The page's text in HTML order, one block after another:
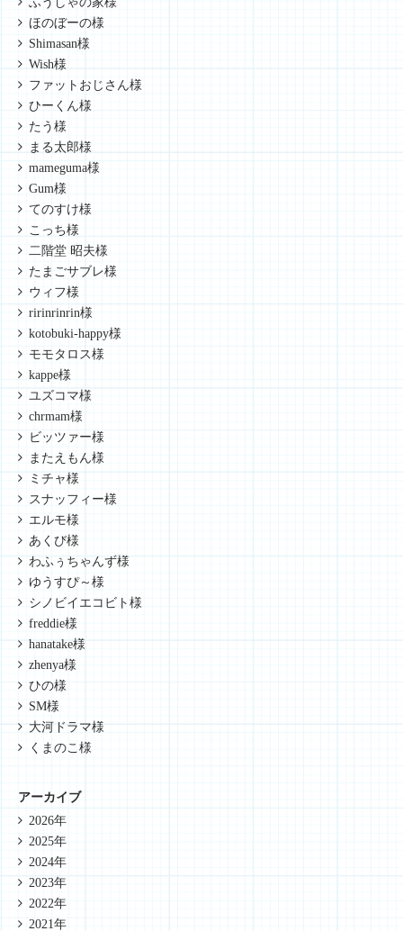
ほのぼーの様
Shimasan様
Wish様
ファットおじさん様
ひーくん様
たう様
まる太郎様
mameguma様
Gum様
てのすけ様
こっち様
二階堂 昭夫様
たまごサブレ様
ウィフ様
ririnrinrin様
kotobuki-happy様
モモタロス様
kappe様
ユズコマ様
chrmam様
ビッツァー様
またえもん様
ミチャ様
スナッフィー様
エルモ様
あくび様
わふぅちゃんず様
ゆうすぴ～様
シノビイエコビト様
freddie様
hanatake様
zhenya様
ひの様
SM様
大河ドラマ様
くまのこ様
アーカイブ
2026年
2025年
2024年
2023年
2022年
2021年